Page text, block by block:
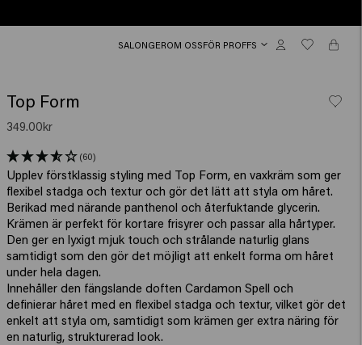
SALONGEROM OSSFÖR PROFFS
Top Form
349.00kr
(60)
Upplev förstklassig styling med Top Form, en vaxkräm som ger
flexibel stadga och textur och gör det lätt att styla om håret.
Berikad med närande panthenol och återfuktande glycerin.
Krämen är perfekt för kortare frisyrer och passar alla hårtyper.
Den ger en lyxigt mjuk touch och strålande naturlig glans
samtidigt som den gör det möjligt att enkelt forma om håret
under hela dagen.
Innehåller den fängslande doften Cardamon Spell och
definierar håret med en flexibel stadga och textur, vilket gör det
enkelt att styla om, samtidigt som krämen ger extra näring för
en naturlig, strukturerad look.